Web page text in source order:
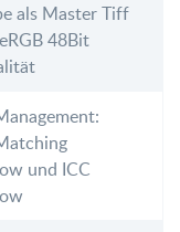
als Master Tiff
48Bit
und ICC